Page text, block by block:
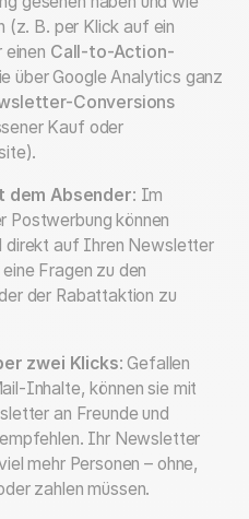
(z. B. per Klick auf ein
Call-to-Action-
über Google Analytics ganz
Conversions
Kauf oder
dem Absender: Im
Postwerbung können
direkt auf Ihren Newsletter
Fragen zu den
der Rabattaktion zu
zwei Klicks: Gefallen
Inhalte, können sie mit
an Freunde und
Ihr Newsletter
mehr Personen – ohne,
zahlen müssen.